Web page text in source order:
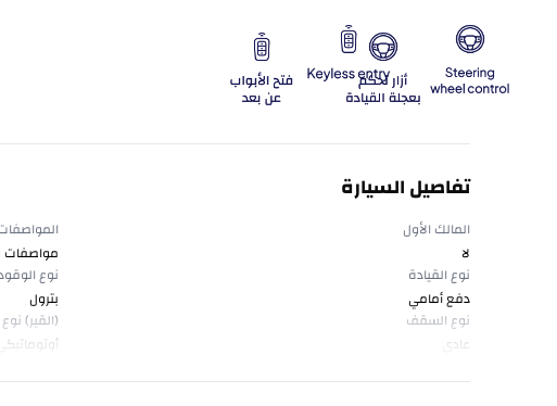
تفاصيل السيارة
المالك الأول
لا
نوع القيادة
دفع أمامي
نوع
بترول
نوع السقف
عادي
(القير)
أوتوماتيكي